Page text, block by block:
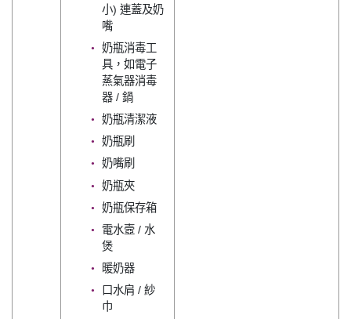
小) 連蓋及奶
嘴
奶瓶消毒工
具，如電子
蒸氣器消毒
器 / 鍋
奶瓶清潔液
奶瓶刷
奶嘴刷
奶瓶夾
奶瓶保存箱
電水壼 / 水
煲
暖奶器
口水肩 / 紗
巾